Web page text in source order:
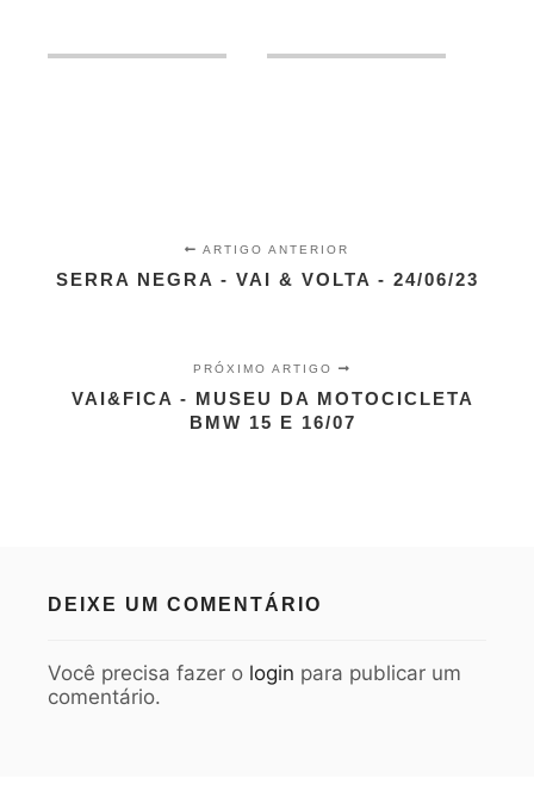
ARTIGO ANTERIOR
SERRA NEGRA - VAI & VOLTA - 24/06/23
PRÓXIMO ARTIGO
VAI&FICA - MUSEU DA MOTOCICLETA
BMW 15 E 16/07
DEIXE UM COMENTÁRIO
Você precisa fazer o login para publicar um
comentário.